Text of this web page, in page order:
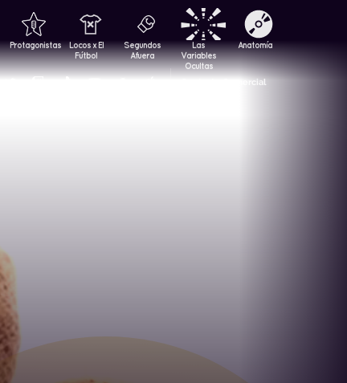
Protagonistas
Locos x El
Fútbol
Segundos
Afuera
Las
Variables
Ocultas
Anatomía
Contacto Comercial